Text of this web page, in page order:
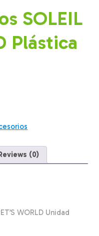
SOLEIL
Plástica
(0)
WORLD Unidad